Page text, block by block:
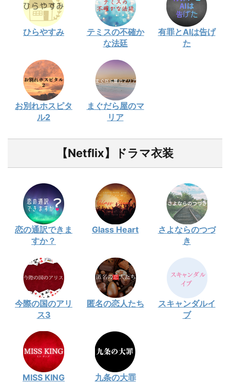
ひらやすみ
テミスの不確か
な法廷
有罪とAIは告げ
た
お別れホスピタ
ル2
まぐだら屋のマ
リア
【Netflix】ドラマ衣装
恋の通訳できま
すか？
Glass Heart
さよならのつづ
き
今際の国のアリ
ス3
匿名の恋人たち
スキャンダルイ
ブ
MISS KING 九条の大罪